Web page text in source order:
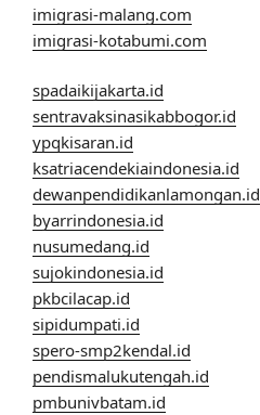
imigrasi-malang.com
imigrasi-kotabumi.com
spadaikijakarta.id
sentravaksinasikabbogor.id
ypqkisaran.id
ksatriacendekiaindonesia.id
dewanpendidikanlamongan.id
byarrindonesia.id
nusumedang.id
sujokindonesia.id
pkbcilacap.id
sipidumpati.id
spero-smp2kendal.id
pendismalukutengah.id
pmbunivbatam.id